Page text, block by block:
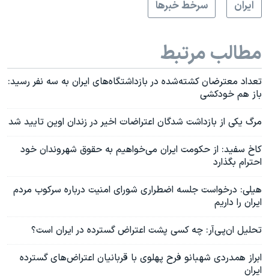
ايران سرخط خبرها
مطالب مرتبط
تعداد معترضان کشته‌شده در بازداشتگاه‌های ایران به سه نفر رسید:
باز هم خودکشی
مرگ یکی از بازداشت شدگان اعتراضات اخیر در زندان اوین تایید شد
کاخ سفید: از حکومت ایران می‌خواهیم به حقوق شهروندان خود
احترام بگذارد
هیلی: درخواست جلسه اضطراری شورای امنیت درباره سرکوب مردم
ایران را داریم
تحلیل ان‌پی‌آر: چه کسی پشت اعتراض گسترده در ایران است؟
ابراز همدردی شهبانو فرح پهلوی با قربانیان اعتراض‌های گسترده
ایران